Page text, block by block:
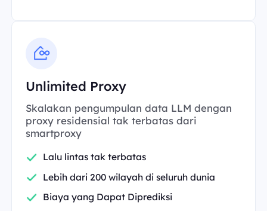
Unlimited Proxy
Skalakan pengumpulan data LLM dengan
proxy residensial tak terbatas dari
smartproxy
Lalu lintas tak terbatas
Lebih dari 200 wilayah di seluruh dunia
Biaya yang Dapat Diprediksi